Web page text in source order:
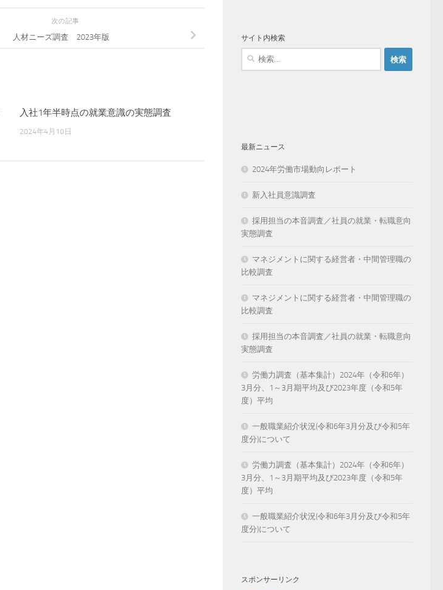
次の記事
人材ニーズ調査 2023年版
入社1年半時点の就業意識の実態調査
2024年4月10日
サイト内検索
検
最新ニュース
2024年労働市場動向レポート
新入社員意識調査
採用担当の本音調査／社員の就業・転職意向
実態調査
マネジメントに関する経営者・中間管理職の
比較調査
マネジメントに関する経営者・中間管理職の
比較調査
採用担当の本音調査／社員の就業・転職意向
実態調査
労働力調査（基本集計）2024年（令和6年）
3月分、1～3月期平均及び2023年度（令和5年
度）平均
一般職業紹介状況(令和6年3月分及び令和5年
度分)について
労働力調査（基本集計）2024年（令和6年）
3月分、1～3月期平均及び2023年度（令和5年
度）平均
一般職業紹介状況(令和6年3月分及び令和5年
度分)について
スポンサーリンク